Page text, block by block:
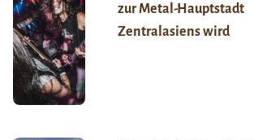
zur Metal-Hauptstadt
Zentralasiens wird